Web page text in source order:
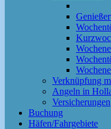
Verknüpfung
Angeln in
Versicherungen
Buchung
Häfen/Fahrgebiete